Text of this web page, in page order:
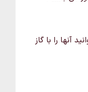
آنها را با گاز